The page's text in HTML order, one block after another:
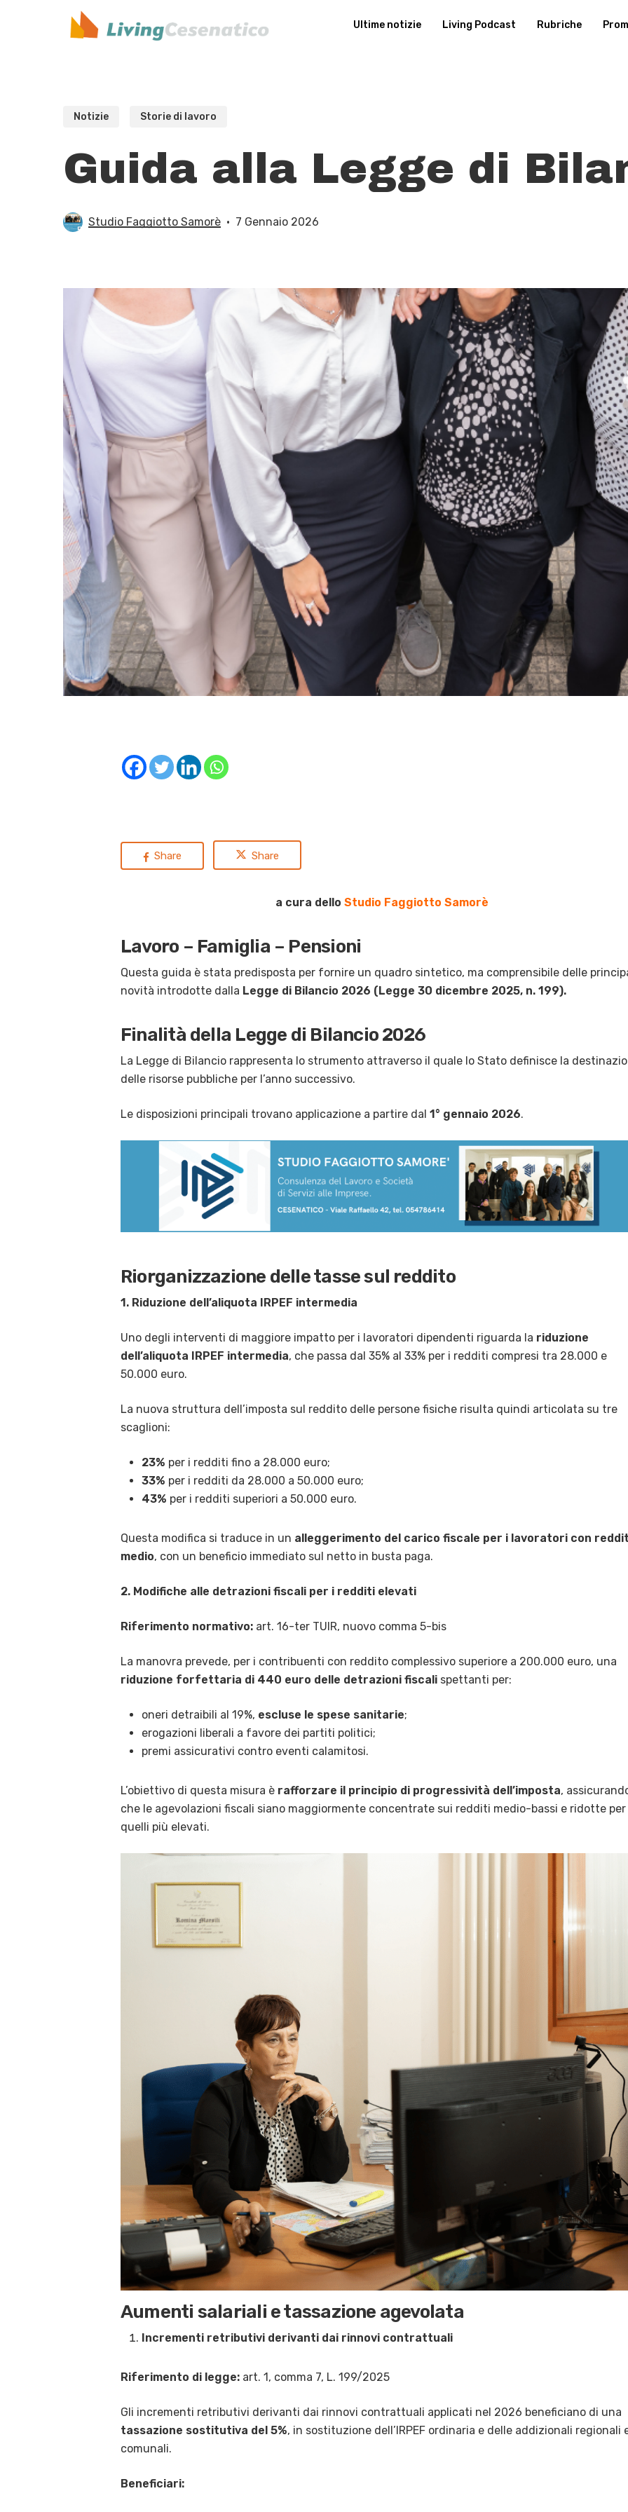
Ultime notizie Living Podcast Rubriche
Notizie Storie di lavoro
Guida alla Legge di
Studio Faggiotto Samorè 7 Gennaio 2026
Share Share
a cura dello Studio Faggiotto Samorè
Lavoro – Famiglia – Pensioni
Questa guida è stata predisposta per fornire un quadro sintetico, ma comprensibile delle
novità introdotte dalla Legge di Bilancio 2026 (Legge 30 dicembre 2025, n. 199).
Finalità della Legge di Bilancio 2026
La Legge di Bilancio rappresenta lo strumento attraverso il quale lo Stato definisce la
delle risorse pubbliche per l’anno successivo.
Le disposizioni principali trovano applicazione a partire dal 1° gennaio 2026.
Riorganizzazione delle tasse sul reddito
1. Riduzione dell’aliquota IRPEF intermedia
Uno degli interventi di maggiore impatto per i lavoratori dipendenti riguarda la riduzione
dell’aliquota IRPEF intermedia, che passa dal 35% al 33% per i redditi compresi tra 28.000 e
50.000 euro.
La nuova struttura dell’imposta sul reddito delle persone fisiche risulta quindi articolata su tre
scaglioni:
23% per i redditi fino a 28.000 euro;
33% per i redditi da 28.000 a 50.000 euro;
43% per i redditi superiori a 50.000 euro.
Questa modifica si traduce in un alleggerimento del carico fiscale per i lavoratori con
medio, con un beneficio immediato sul netto in busta paga.
2. Modifiche alle detrazioni fiscali per i redditi elevati
Riferimento normativo: art. 16-ter TUIR, nuovo comma 5-bis
La manovra prevede, per i contribuenti con reddito complessivo superiore a 200.000 euro, una
riduzione forfettaria di 440 euro delle detrazioni fiscali spettanti per:
oneri detraibili al 19%, escluse le spese sanitarie;
erogazioni liberali a favore dei partiti politici;
premi assicurativi contro eventi calamitosi.
L’obiettivo di questa misura è rafforzare il principio di progressività dell’imposta,
che le agevolazioni fiscali siano maggiormente concentrate sui redditi medio-bassi e ridotte per
quelli più elevati.
Aumenti salariali e tassazione agevolata
Incrementi retributivi derivanti dai rinnovi contrattuali
Riferimento di legge: art. 1, comma 7, L. 199/2025
Gli incrementi retributivi derivanti dai rinnovi contrattuali applicati nel 2026 beneficiano di una
tassazione sostitutiva del 5%, in sostituzione dell’IRPEF ordinaria e delle addizionali regionali
comunali.
Beneficiari: